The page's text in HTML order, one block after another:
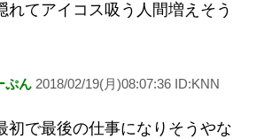
れてアイコス吸う人間増えそう
ぷん 2018/02/19(月)08:07:36 ID:KNN
初で最後の仕事になりそうやな